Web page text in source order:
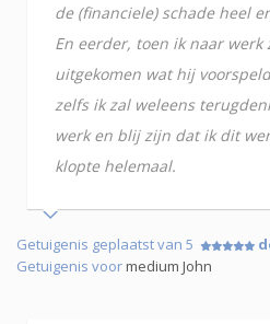
de (financiele) schade heel
En eerder, toen ik naar werk
uitgekomen wat hij
zelfs ik zal weleens
werk en blij zijn dat ik dit
klopte helemaal.
Getuigenis geplaatst van 5
Getuigenis voormedium John